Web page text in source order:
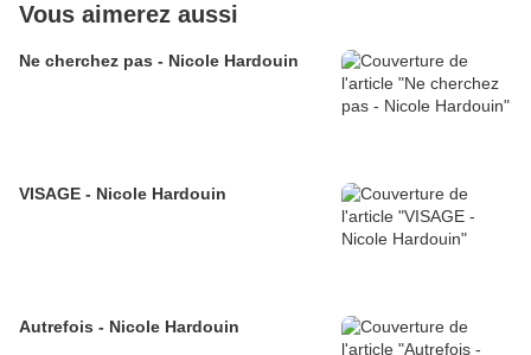
Vous aimerez aussi
Ne cherchez pas - Nicole Hardouin
VISAGE - Nicole Hardouin
Autrefois - Nicole Hardouin